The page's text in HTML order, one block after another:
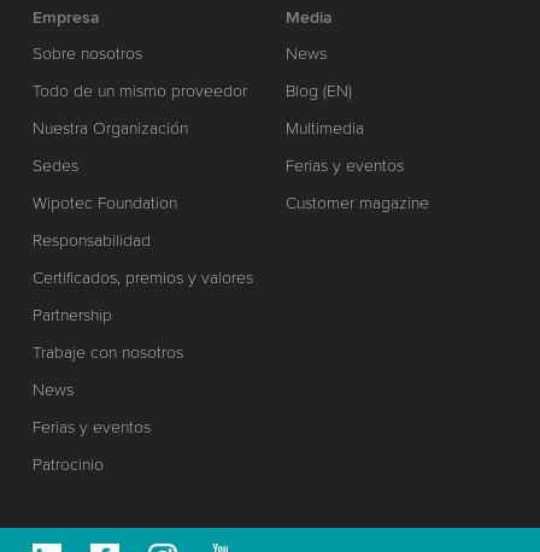
Empresa
Sobre nosotros
Todo de un mismo proveedor
Nuestra Organización
Sedes
Wipotec Foundation
Responsabilidad
Certificados, premios y valores
Partnership
Trabaje con nosotros
News
Ferias y eventos
Patrocinio
Media
News
Blog (EN)
Multimedia
Ferias y eventos
Customer magazine